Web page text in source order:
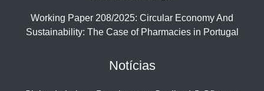
Working Paper 208/2025: Circular Economy And
Sustainability: The Case of Pharmacies in Portugal
Notícias